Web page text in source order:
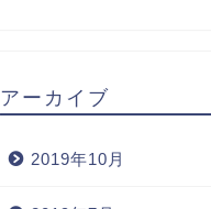
アーカイブ
2019年10月